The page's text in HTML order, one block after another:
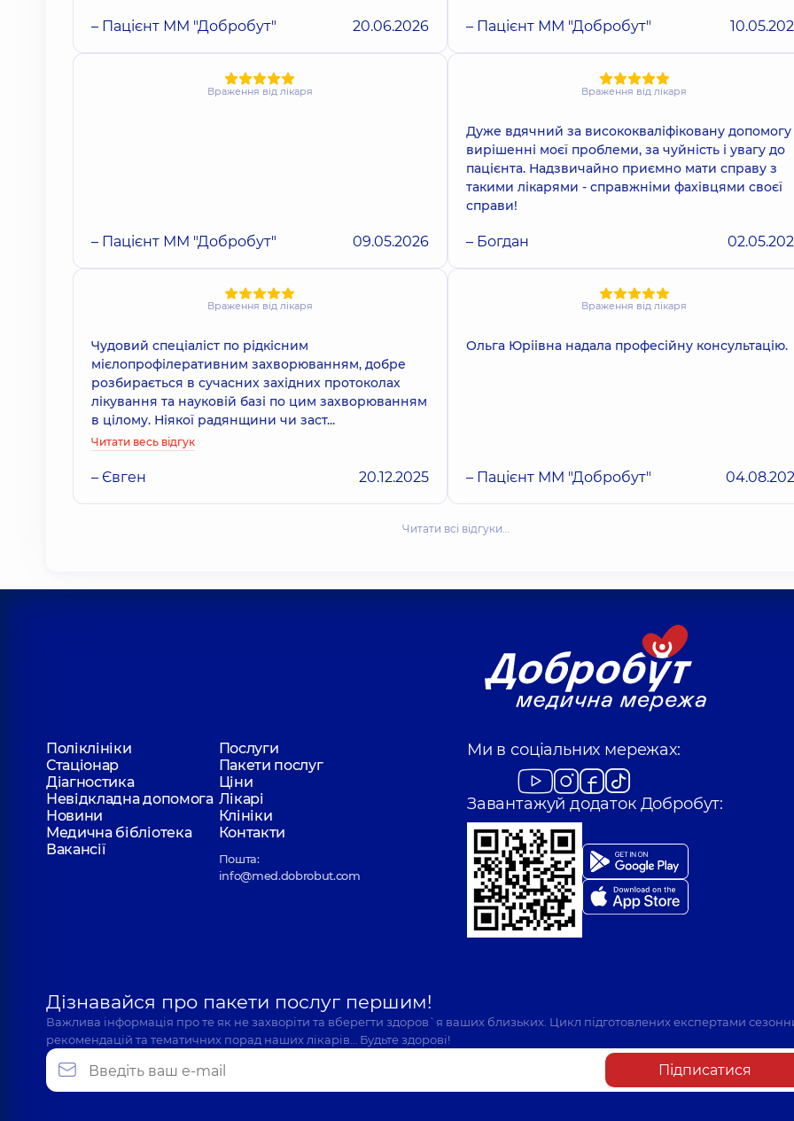
– Пацієнт ММ "Добробут" 20.06.2026 – Пацієнт ММ "Добробут"
Враження від лікаря
– Пацієнт ММ "Добробут" 09.05.2026
Враження від лікаря
Дуже вдячний за висококваліфіковану допомогу
вирішенні моєї проблеми, за чуйність і увагу до
пацієнта. Надзвичайно приємно мати справу з
такими лікарями - справжніми фахівцями своєї
справи!
– Богдан
Враження від лікаря
Чудовий спеціаліст по рідкісним
мієлопрофілеративним захворюванням, добре
розбирається в сучасних західних протоколах
лікування та науковій базі по цим захворюванням
в цілому. Ніякої радянщини чи заст...
Читати весь відгук
– Євген 20.12.2025
Враження від лікаря
Ольга Юріівна надала професійну консультацію.
– Пацієнт ММ "Добробут"
Читати всі відгуки…
Поліклініки
Послуги
Стаціонар
Пакети послуг
Діагностика
Ціни
Невідкладна допомога Лікарі
Новини
Клініки
Медична бібліотека
Контакти
Вакансії
Пошта:
info@med.dobrobut.com
Ми в соціальних мережах:
Завантажуй додаток Добробут:
Дізнавайся про пакети послуг першим!
Важлива інформація про те як не захворіти та вберегти здоров`я ваших близьких. Цикл підготовлених експертами
рекомендацій та тематичних порад наших лікарів… Будьте здорові!
Підписатися